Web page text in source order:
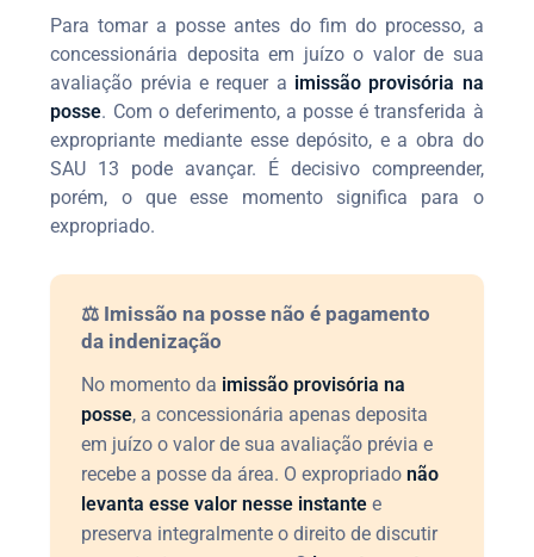
Para tomar a posse antes do fim do processo, a
concessionária deposita em juízo o valor de sua
avaliação prévia e requer a imissão provisória na
posse. Com o deferimento, a posse é transferida à
expropriante mediante esse depósito, e a obra do
SAU 13 pode avançar. É decisivo compreender,
porém, o que esse momento significa para o
expropriado.
⚖️ Imissão na posse não é pagamento
da indenização
No momento da imissão provisória na
posse, a concessionária apenas deposita
em juízo o valor de sua avaliação prévia e
recebe a posse da área. O expropriadonão
levanta esse valor nesse instante e
preserva integralmente o direito de discutir